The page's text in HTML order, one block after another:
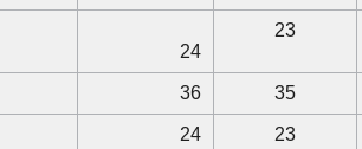
24
23
36 35
24 23